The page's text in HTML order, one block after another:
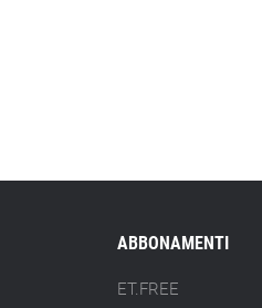
ABBONAMENTI
ET.FREE